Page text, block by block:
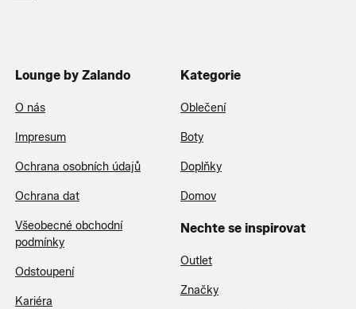
Lounge by Zalando
O nás
Impresum
Ochrana osobních údajů
Ochrana dat
Všeobecné obchodní
podmínky
Odstoupení
Kariéra
Kategorie
Oblečení
Boty
Doplňky
Domov
Nechte se inspirovat
Outlet
Značky